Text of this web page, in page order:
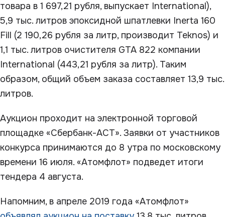
товара в 1 697,21 рубля, выпускает International),
5,9 тыс. литров эпоксидной шпатлевки Inerta 160
Fill (2 190,26 рубля за литр, производит Teknos) и
1,1 тыс. литров очистителя GTA 822 компании
International (443,21 рубля за литр). Таким
образом, общий объем заказа составляет 13,9 тыс.
литров.
Аукцион проходит на электронной торговой
площадке «Сбербанк-АСТ». Заявки от участников
конкурса принимаются до 8 утра по московскому
времени 16 июля. «Атомфлот» подведет итоги
тендера 4 августа.
Напомним, в апреле 2019 года «Атомфлот»